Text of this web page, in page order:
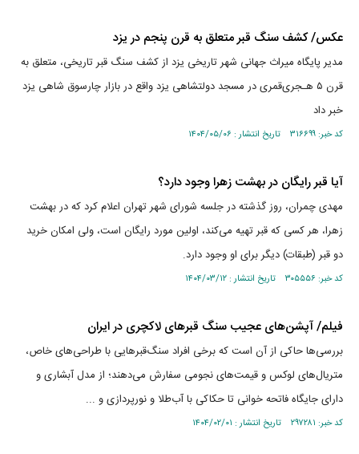
عکس/ کشف سنگ قبر متعلق به قرن پنجم در یزد
مدیر پایگاه میراث جهانی شهر تاریخی یزد از کشف سنگ قبر تاریخی، متعلق به
قرن ۵ هـجری‌قمری در مسجد دولتشاهی یزد واقع در بازار چارسوق شاهی یزد
خبر داد
کد خبر: ۳۱۶۶۹۹ تاریخ انتشار : ۱۴۰۴/۰۵/۰۶
آیا قبر رایگان در بهشت زهرا وجود دارد؟
مهدی چمران، روز گذشته در جلسه شورای شهر تهران اعلام کرد که در بهشت
زهرا، هر کسی که قبر تهیه می‌کند، اولین مورد رایگان است، ولی امکان خرید
دو قبر (طبقات) دیگر برای او وجود دارد.
کد خبر: ۳۰۵۵۵۶ تاریخ انتشار : ۱۴۰۴/۰۳/۱۲
فیلم/ آپشن‌های عجیب سنگ قبر‌های لاکچری در ایران
بررسی‌ها حاکی از آن است که برخی افراد سنگ‌قبر‌هایی با طراحی‌های خاص،
متریال‌های لوکس و قیمت‌های نجومی سفارش می‌دهند؛ از مدل آبشاری و
دارای جایگاه فاتحه خوانی تا حکاکی با آب‌طلا و نورپردازی و ...
کد خبر: ۲۹۷۲۸۱ تاریخ انتشار : ۱۴۰۴/۰۲/۰۱